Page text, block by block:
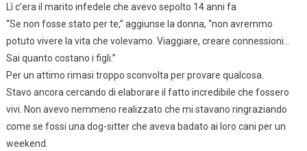
Lì c’era il marito infedele che avevo sepolto 14 anni fa
“Se non fosse stato per te,” aggiunse la donna, “non avremmo
potuto vivere la vita che volevamo. Viaggiare, creare connessioni…
Sai quanto costano i figli.”
Per un attimo rimasi troppo sconvolta per provare qualcosa.
Stavo ancora cercando di elaborare il fatto incredibile che fossero
vivi. Non avevo nemmeno realizzato che mi stavano ringraziando
come se fossi una dog-sitter che aveva badato ai loro cani per un
weekend.